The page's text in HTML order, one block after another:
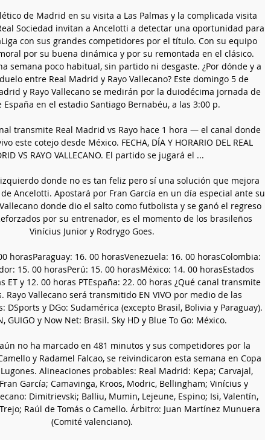
de Madrid en su visita a Las Palmas y la complicada visita
Sociedad invitan a Ancelotti a detectar una oportunidad para
con sus grandes competidores por el título. Con su equipo
por su buena dinámica y por su remontada en el clásico.
semana poco habitual, sin partido ni desgaste. ¿Por dónde y a
entre Real Madrid y Rayo Vallecano? Este domingo 5 de
y Rayo Vallecano se medirán por la duiodécima jornada de
España en el estadio Santiago Bernabéu, a las 3:00 p.
transmite Real Madrid vs Rayo hace 1 hora — el canal donde
este cotejo desde México. FECHA, DÍA Y HORARIO DEL REAL
VS RAYO VALLECANO. El partido se jugará el ...
donde no es tan feliz pero sí una solución que mejora
Ancelotti. Apostará por Fran García en un día especial ante su
donde dio el salto como futbolista y se ganó el regreso
por su entrenador, es el momento de los brasileños
Vinícius Junior y Rodrygo Goes.
horasParaguay: 16. 00 horasVenezuela: 16. 00 horasColombia:
15. 00 horasPerú: 15. 00 horasMéxico: 14. 00 horasEstados
ET y 12. 00 horas PTEspaña: 22. 00 horas ¿Qué canal transmite
Rayo Vallecano será transmitido EN VIVO por medio de las
DSports y DGo: Sudamérica (excepto Brasil, Bolivia y Paraguay).
GUIGO y Now Net: Brasil. Sky HD y Blue To Go: México.
no ha marcado en 481 minutos y sus competidores por la
y Radamel Falcao, se reivindicaron esta semana en Copa
Alineaciones probables: Real Madrid: Kepa; Carvajal,
García; Camavinga, Kroos, Modric, Bellingham; Vinícius y
Dimitrievski; Balliu, Mumin, Lejeune, Espino; Isi, Valentín,
Raúl de Tomás o Camello. Árbitro: Juan Martínez Munuera
(Comité valenciano).